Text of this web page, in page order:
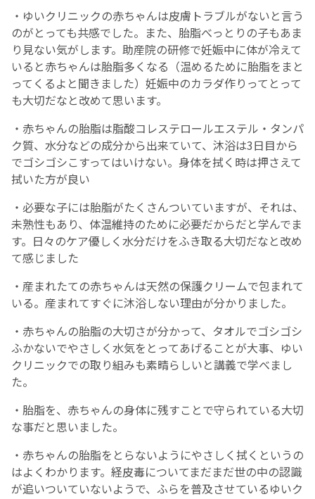
・ゆいクリニックの赤ちゃんは皮膚トラブルがないと言う
のがとっても共感でした。また、胎脂べっとりの子もあま
り見ない気がします。助産院の研修で妊娠中に体が冷えて
いると赤ちゃんは胎脂多くなる（温めるために胎脂をまと
ってくるよと聞きました）妊娠中のカラダ作りってとって
も大切だなと改めて思います。
・赤ちゃんの胎脂は脂酸コレステロールエステル・タンパ
ク質、水分などの成分から出来ていて、沐浴は3日目から
でゴシゴシこすってはいけない。身体を拭く時は押さえて
拭いた方が良い
・必要な子には胎脂がたくさんついていますが、それは、
未熟性もあり、体温維持のために必要だからだと学んでま
す。日々のケア優しく水分だけをふき取る大切だなと改め
て感じました
・産まれたての赤ちゃんは天然の保護クリームで包まれて
いる。産まれてすぐに沐浴しない理由が分かりました。
・赤ちゃんの胎脂の大切さが分かって、タオルでゴシゴシ
ふかないでやさしく水気をとってあげることが大事、ゆい
クリニックでの取り組みも素晴らしいと講義で学べまし
た。
・胎脂を、赤ちゃんの身体に残すことで守られている大切
な事だと思いました。
・赤ちゃんの胎脂をとらないようにやさしく拭くというの
はよくわかります。経皮毒についてまだまだ世の中の認識
が追いついていないようで、ふらを普及させているゆいク